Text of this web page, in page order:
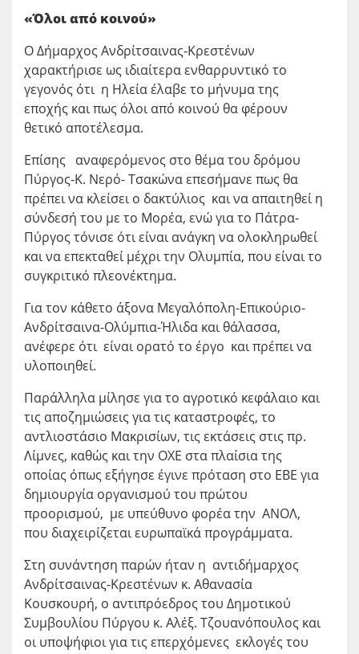
«Όλοι από κοινού»
Ο Δήμαρχος Ανδρίτσαινας-Κρεστένων
χαρακτήρισε ως ιδιαίτερα ενθαρρυντικό το
γεγονός ότι η Ηλεία έλαβε το μήνυμα της
εποχής και πως όλοι από κοινού θα φέρουν
θετικό αποτέλεσμα.
Επίσης αναφερόμενος στο θέμα του δρόμου
Πύργος-Κ. Νερό- Τσακώνα επεσήμανε πως θα
πρέπει να κλείσει ο δακτύλιος και να απαιτηθεί η
σύνδεσή του με το Μορέα, ενώ για το Πάτρα-
Πύργος τόνισε ότι είναι ανάγκη να ολοκληρωθεί
και να επεκταθεί μέχρι την Ολυμπία, που είναι το
συγκριτικό πλεονέκτημα.
Για τον κάθετο άξονα Μεγαλόπολη-Επικούριο-
Ανδρίτσαινα-Ολύμπια-Ήλιδα και θάλασσα,
ανέφερε ότι είναι ορατό το έργο και πρέπει να
υλοποιηθεί.
Παράλληλα μίλησε για το αγροτικό κεφάλαιο και
τις αποζημιώσεις για τις καταστροφές, το
αντλιοστάσιο Μακρισίων, τις εκτάσεις στις πρ.
Λίμνες, καθώς και την ΟΧΕ στα πλαίσια της
οποίας όπως εξήγησε έγινε πρόταση στο ΕΒΕ για
δημιουργία οργανισμού του πρώτου
προορισμού, με υπεύθυνο φορέα την ΑΝΟΛ,
που διαχειρίζεται ευρωπαϊκά προγράμματα.
Στη συνάντηση παρών ήταν η αντιδήμαρχος
Ανδρίτσαινας-Κρεστένων κ. Αθανασία
Κουσκουρή, ο αντιπρόεδρος του Δημοτικού
Συμβουλίου Πύργου κ. Αλέξ. Τζουανόπουλος και
οι υποψήφιοι για τις επερχόμενες εκλογές του